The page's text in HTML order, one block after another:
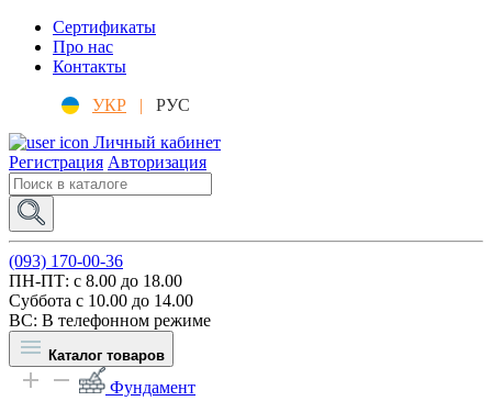
Сертификаты
Про нас
Контакты
УКР |
РУС
Личный кабинет
Регистрация Авторизация
(093) 170-00-36
ПН-ПТ: c 8.00 до 18.00
Суббота с 10.00 до 14.00
ВС: В телефонном режиме
Каталог товаров
Фундамент